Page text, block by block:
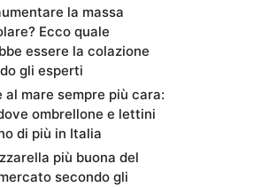
la massa
Ecco quale
essere la colazione
gli esperti
al mare sempre più cara:
ombrellone e lettini
di più in Italia
più buona del
secondo gli